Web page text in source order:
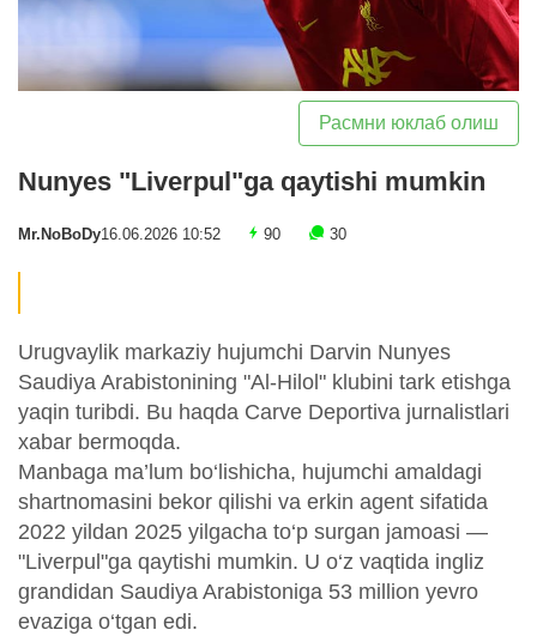
Расмни юклаб олиш
Nunyes "Liverpul"ga qaytishi mumkin
Mr.NoBoDy16.06.2026 10:52 90 30
Urugvaylik markaziy hujumchi Darvin Nunyes
Saudiya Arabistonining "Al-Hilol" klubini tark etishga
yaqin turibdi. Bu haqda Carve Deportiva jurnalistlari
xabar bermoqda.
Manbaga ma’lum bo‘lishicha, hujumchi amaldagi
shartnomasini bekor qilishi va erkin agent sifatida
2022 yildan 2025 yilgacha to‘p surgan jamoasi —
"Liverpul"ga qaytishi mumkin. U o‘z vaqtida ingliz
grandidan Saudiya Arabistoniga 53 million yevro
evaziga o‘tgan edi.